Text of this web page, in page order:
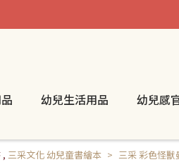
幼兒生活用品 幼兒感
, 三采文化 幼兒童書繪本 三采 彩色怪